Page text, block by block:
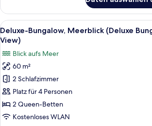
Doppelzimmer
(Bungalow
with
Private
Alle
Fotos
Deluxe-
Bungalow,
Meerblick
(Deluxe
Bungalow
with
Ein
9
Deluxe-Bungalow, Meerblick (Deluxe
View)
Blick aufs Meer
60 m²
2 Schlafzimmer
Platz für 4 Personen
2 Queen-Betten
Kostenloses WLAN